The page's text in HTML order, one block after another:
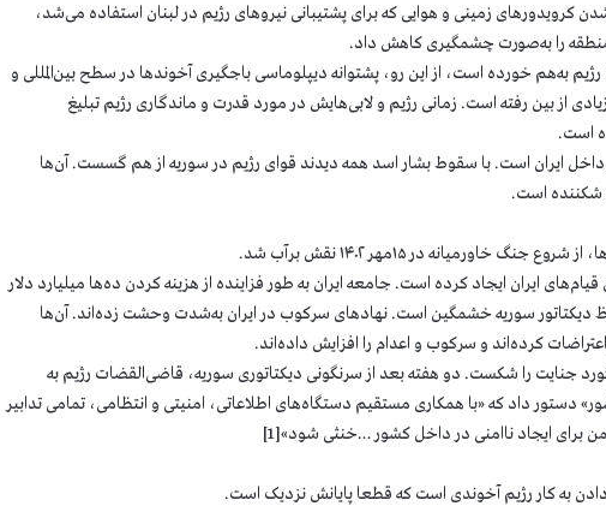
کرویدورهای زمینی و هوایی که برای پشتیبانی نیروهای رژیم در لبنان استفاده می‌شد،
منطقه را به‌صورت چشمگیری کاهش داد.
به‌هم خورده است، از این رو، پشتوانه دیپلوماسی باجگیری آخوندها در سطح بین‌المللی و
از بین رفته است. زمانی رژیم و لابی‌هایش در مورد قدرت و ماندگاری رژیم تبلیغ
است.
داخل ایران است. با سقوط بشار اسد همه دیدند قوای رژیم در سوریه از هم گسست. آن‌ها
شکننده است.
در ۱۵مهر ۱۴۰۲ نقش برآب شد.
ایران ایجاد کرده است. جامعه ایران به طور فزاینده از هزینه کردن ده‌ها میلیارد دلار
دیکتاتور سوریه خشمگین است. نهادهای سرکوب در ایران به‌شدت وحشت زده‌اند. آن‌ها
کرده‌اند و سرکوب و اعدام را افزایش داده‌اند.
رژیم با دست‌کم ۱۰۰۰اعدام رکورد جنایت را شکست. دو هفته بعد از سرنگونی دیکتاتوری سوریه، قاضی‌القضات رژیم به
داد که «با همکاری مستقیم دستگاه‌های اطلاعاتی، امنیتی و انتظامی، تمامی تدابیر
برای ایجاد ناامنی در داخل کشور …خنثی شود»[1]
دادن به کار رژیم آخوندی است که قطعا پایانش نزدیک است.